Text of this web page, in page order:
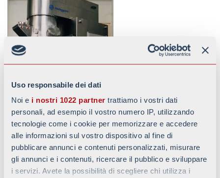
Uso responsabile dei dati
Noi e i nostri 1022 partner trattiamo i vostri dati
personali, ad esempio il vostro numero IP, utilizzando
tecnologie come i cookie per memorizzare e accedere
alle informazioni sul vostro dispositivo al fine di
pubblicare annunci e contenuti personalizzati, misurare
gli annunci e i contenuti, ricercare il pubblico e sviluppare
i servizi. Avete la possibilità di scegliere chi utilizza i
TORNA ALLE NEWS